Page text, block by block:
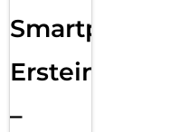
Smartphone
–